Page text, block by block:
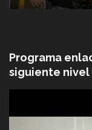
Programa
siguiente nivel